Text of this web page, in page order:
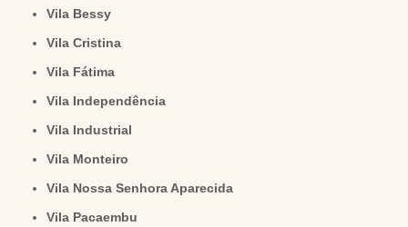
Vila Bessy
Vila Cristina
Vila Fátima
Vila Independência
Vila Industrial
Vila Monteiro
Vila Nossa Senhora Aparecida
Vila Pacaembu